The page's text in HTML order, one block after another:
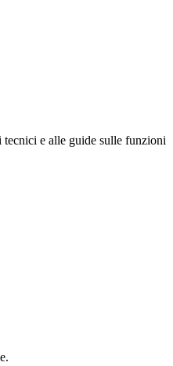
tecnici e alle guide sulle funzioni